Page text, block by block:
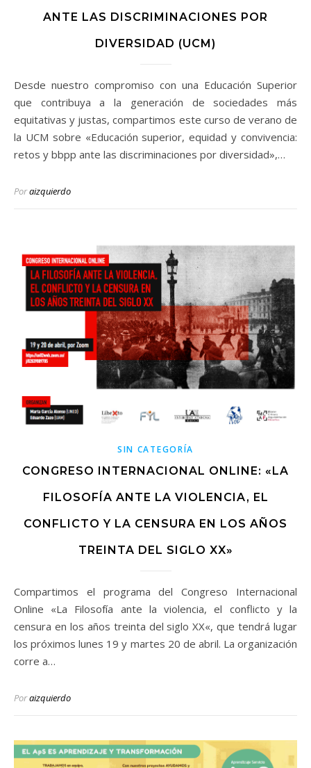
ANTE LAS DISCRIMINACIONES POR
DIVERSIDAD (UCM)
Desde nuestro compromiso con una Educación Superior
que contribuya a la generación de sociedades más
equitativas y justas, compartimos este curso de verano de
la UCM sobre «Educación superior, equidad y convivencia:
retos y bbpp ante las discriminaciones por diversidad»,…
Poraizquierdo
SIN CATEGORÍA
CONGRESO INTERNACIONAL ONLINE: «LA
FILOSOFÍA ANTE LA VIOLENCIA, EL
CONFLICTO Y LA CENSURA EN LOS AÑOS
TREINTA DEL SIGLO XX»
Compartimos el programa del Congreso Internacional
Online «La Filosofía ante la violencia, el conflicto y la
censura en los años treinta del siglo XX«, que tendrá lugar
los próximos lunes 19 y martes 20 de abril. La organización
corre a…
Poraizquierdo